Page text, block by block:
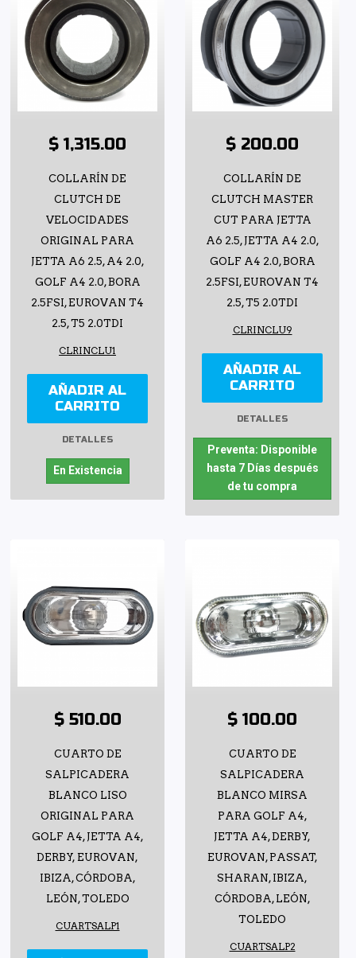
$ 1,315.00
COLLARÍN DE
CLUTCH DE
VELOCIDADES
ORIGINAL PARA
JETTA A6 2.5, A4 2.0,
GOLF A4 2.0, BORA
2.5FSI, EUROVAN T4
2.5, T5 2.0TDI
CLRINCLU1
AÑADIR AL
CARRITO
DETALLES
En Existencia
$ 200.00
COLLARÍN DE
CLUTCH MASTER
CUT PARA JETTA
A6 2.5, JETTA A4 2.0,
GOLF A4 2.0, BORA
2.5FSI, EUROVAN T4
2.5, T5 2.0TDI
CLRINCLU9
AÑADIR AL
CARRITO
DETALLES
Preventa: Disponible
hasta 7 Días después
de tu compra
$ 510.00
CUARTO DE
SALPICADERA
BLANCO LISO
ORIGINAL PARA
GOLF A4, JETTA A4,
DERBY, EUROVAN,
IBIZA, CÓRDOBA,
LEÓN, TOLEDO
CUARTSALP1
$ 100.00
CUARTO DE
SALPICADERA
BLANCO MIRSA
PARA GOLF A4,
JETTA A4, DERBY,
EUROVAN, PASSAT,
SHARAN, IBIZA,
CÓRDOBA, LEÓN,
TOLEDO
CUARTSALP2